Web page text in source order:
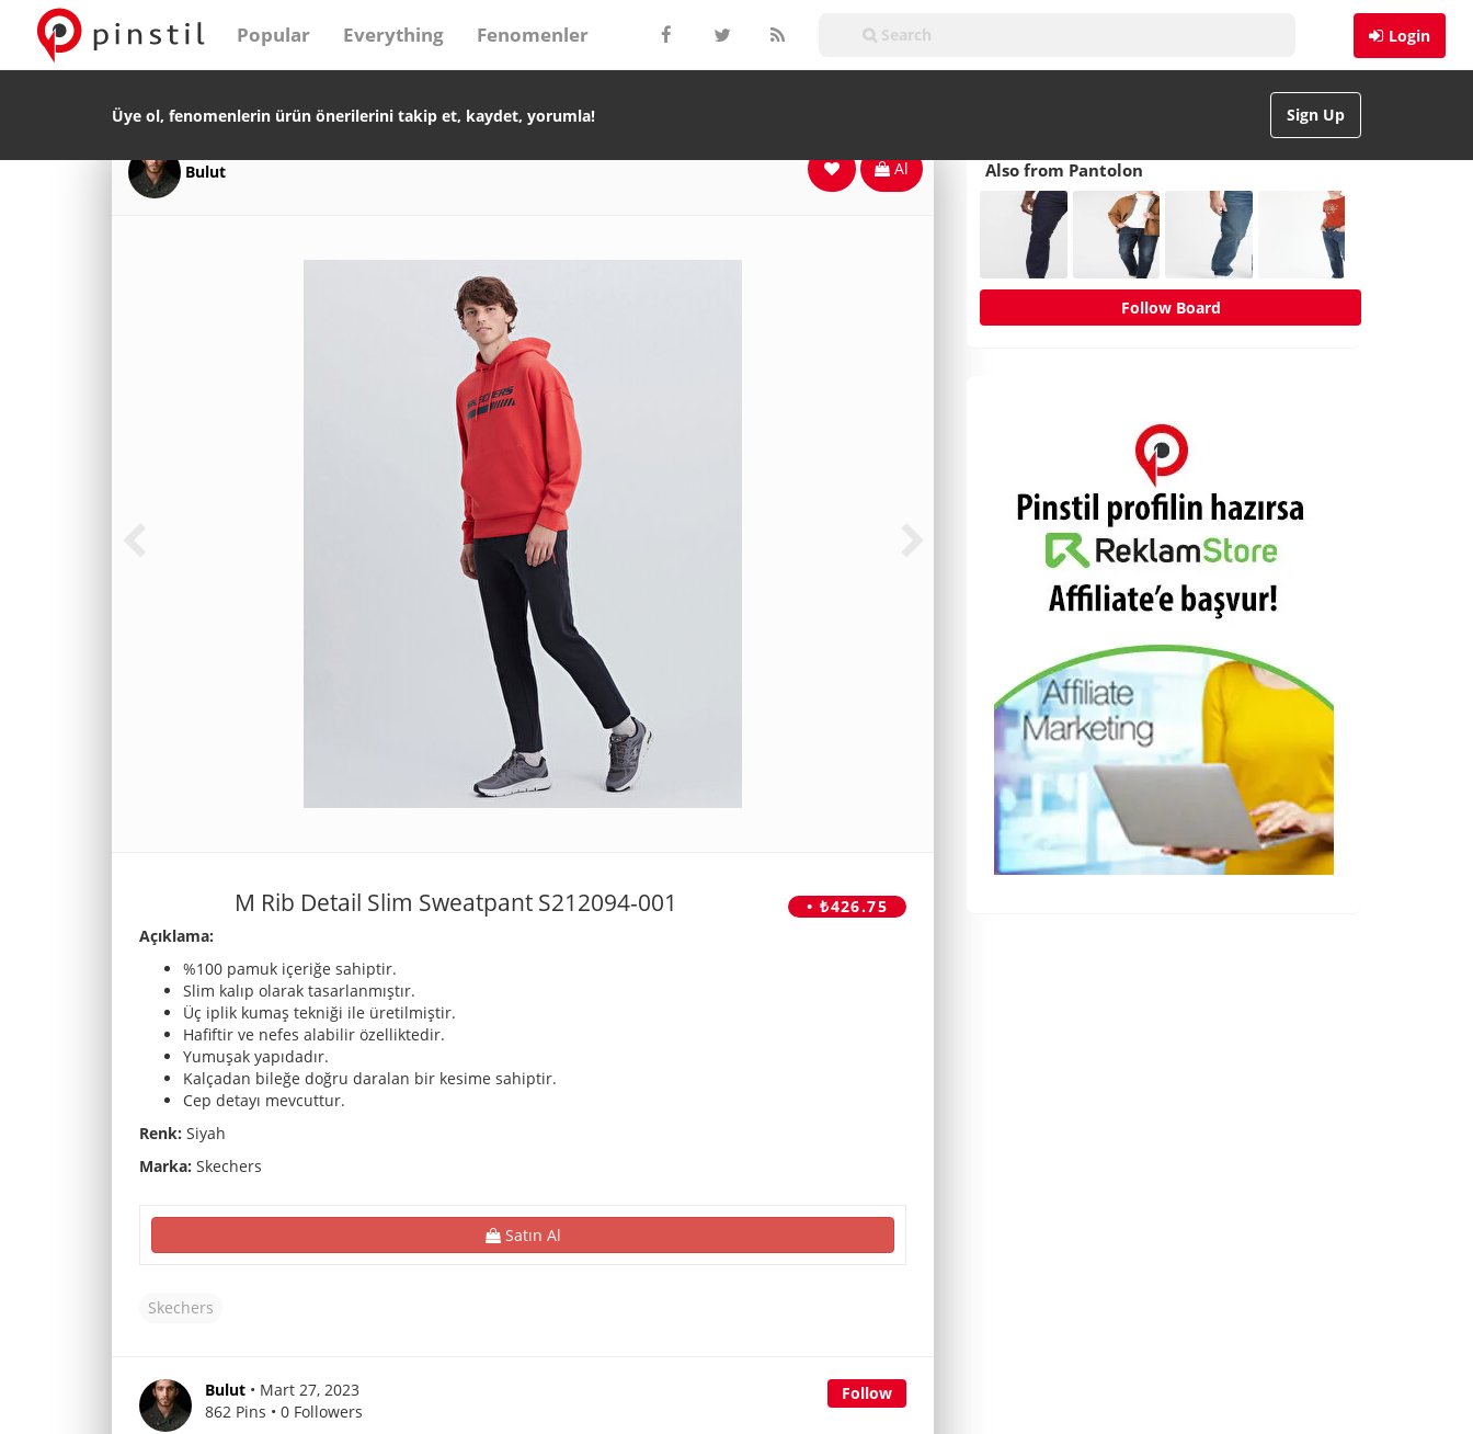
Login
Popular Everything Fenomenler
Sign Up
Üye ol, fenomenlerin ürün önerilerini takip et, kaydet, yorumla!
Bulut Al
• ₺426.75
M Rib Detail Slim Sweatpant S212094-001
Açıklama:
%100 pamuk içeriğe sahiptir.
Slim kalıp olarak tasarlanmıştır.
Üç iplik kumaş tekniği ile üretilmiştir.
Hafiftir ve nefes alabilir özelliktedir.
Yumuşak yapıdadır.
Kalçadan bileğe doğru daralan bir kesime sahiptir.
Cep detayı mevcuttur.
Renk: Siyah
Marka: Skechers
Satın Al
Skechers
Follow
Bulut • Mart 27, 2023
862 Pins • 0 Followers
Also from Pantolon
Follow Board